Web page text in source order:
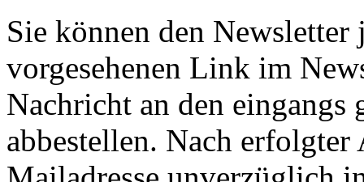
Sie können den
vorgesehenen Link im
Nachricht an den eingangs
abbestellen. Nach